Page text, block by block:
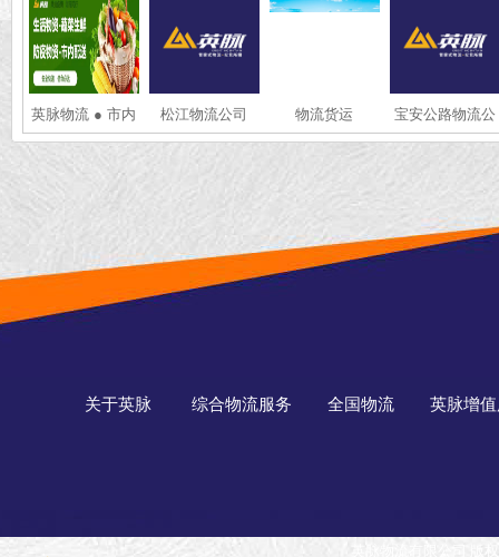
英脉物流 ● 市内
配送 ● 同城物资
配送 ● 市内蔬菜
配送 ● 防疫物资
松江物流公司 物流货运
宝安公路物流公
司
关于英脉 综合物流服务 全国物流 英脉增